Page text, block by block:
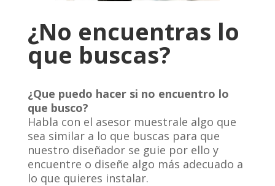
¿No encuentras lo
que buscas?
¿Que puedo hacer si no encuentro lo
que busco?
Habla con el asesor muestrale algo que
sea similar a lo que buscas para que
nuestro diseñador se guie por ello y
encuentre o diseñe algo más adecuado a
lo que quieres instalar.